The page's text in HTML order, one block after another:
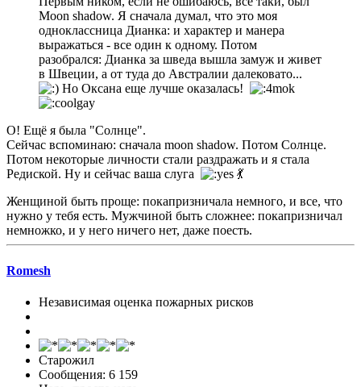
Moon shadow. Я сначала думал, что это моя
одноклассница Дианка: и характер и манера
выражаться - все один к одному. Потом
разобрался: Дианка за шведа вышла замуж и живет
в Швеции, а от туда до Австралии далековато...
Но Оксана еще лучше оказалась!
О! Ещё я была "Солнце".
Сейчас вспоминаю: сначала moon shadow. Потом Солнце.
Потом некоторые личности стали раздражать и я стала
Редиской. Ну и сейчас ваша слуга
💃
Женщиной быть проще: покапризничала немного, и все, что
нужно у тебя есть. Мужчиной быть сложнее: покапризничал
немножко, и у него ничего нет, даже поесть.
Romesh
Независимая оценка пожарных рисков
Старожил
Сообщения: 6 159